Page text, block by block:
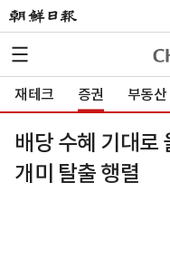
재테크 증권 부동산
배당 수혜 기대로
개미 탈출 행렬